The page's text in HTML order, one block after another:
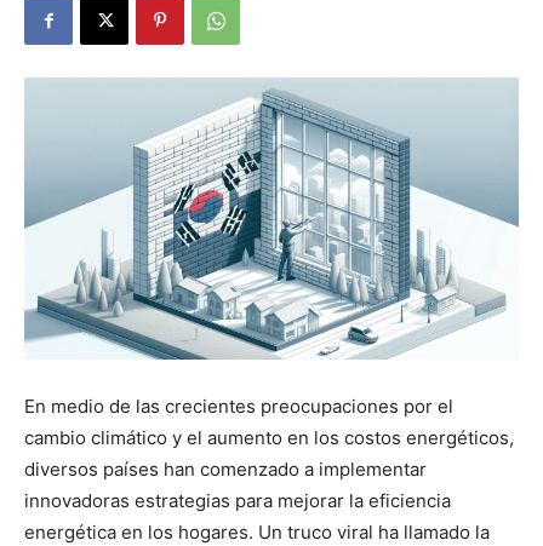
En medio de las crecientes preocupaciones por el
cambio climático y el aumento en los costos energéticos,
diversos países han comenzado a implementar
innovadoras estrategias para mejorar la eficiencia
energética en los hogares. Un truco viral ha llamado la